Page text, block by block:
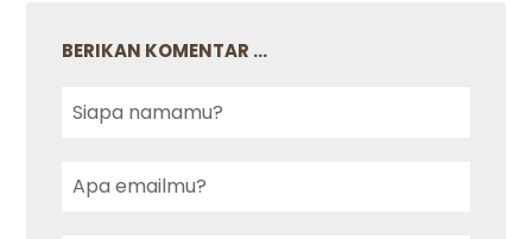
BERIKAN KOMENTAR ...